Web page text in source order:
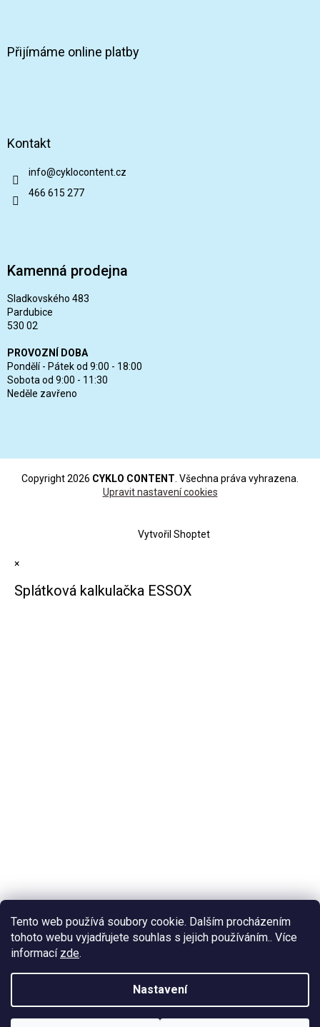
Tento web používá soubory cookie. Dalším procházením
tohoto webu vyjadřujete souhlas s jejich používáním.. Více
informací zde.
Nastavení
Přijímáme online platby
Kontakt
info@cyklocontent.cz
466 615 277
Kamenná prodejna
Sladkovského 483
Pardubice
530 02
PROVOZNÍ DOBA
Pondělí - Pátek od 9:00 - 18:00
Sobota od 9:00 - 11:30
Neděle zavřeno
Vytvořil Shoptet
Copyright 2026 CYKLO CONTENT. Všechna práva vyhrazena.
Upravit nastavení cookies
×
Splátková kalkulačka ESSOX